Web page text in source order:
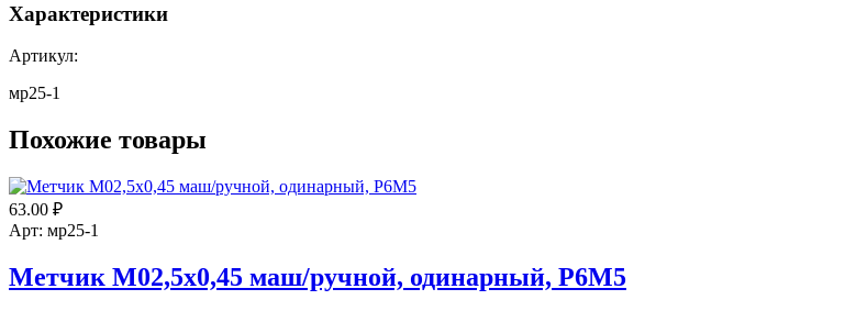
Характеристики
Артикул:
мр25-1
Похожие товары
63.00 ₽
Арт: мр25-1
Метчик М02,5х0,45 маш/ручной, одинарный, Р6М5